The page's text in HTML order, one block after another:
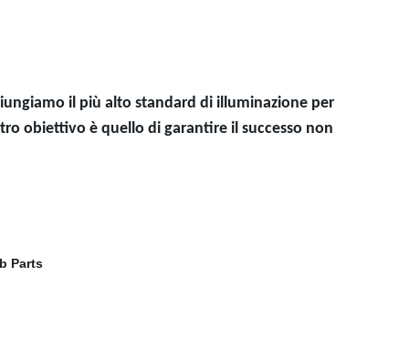
il più alto standard di illuminazione per
obiettivo è quello di garantire il successo non